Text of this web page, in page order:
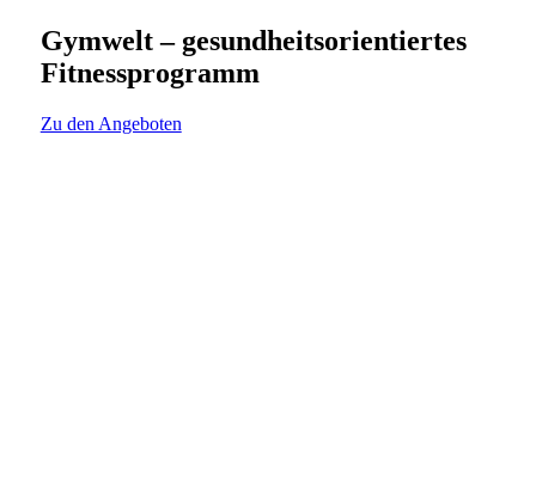
Gymwelt – gesundheitsorientiertes
Fitnessprogramm
Zu den Angeboten